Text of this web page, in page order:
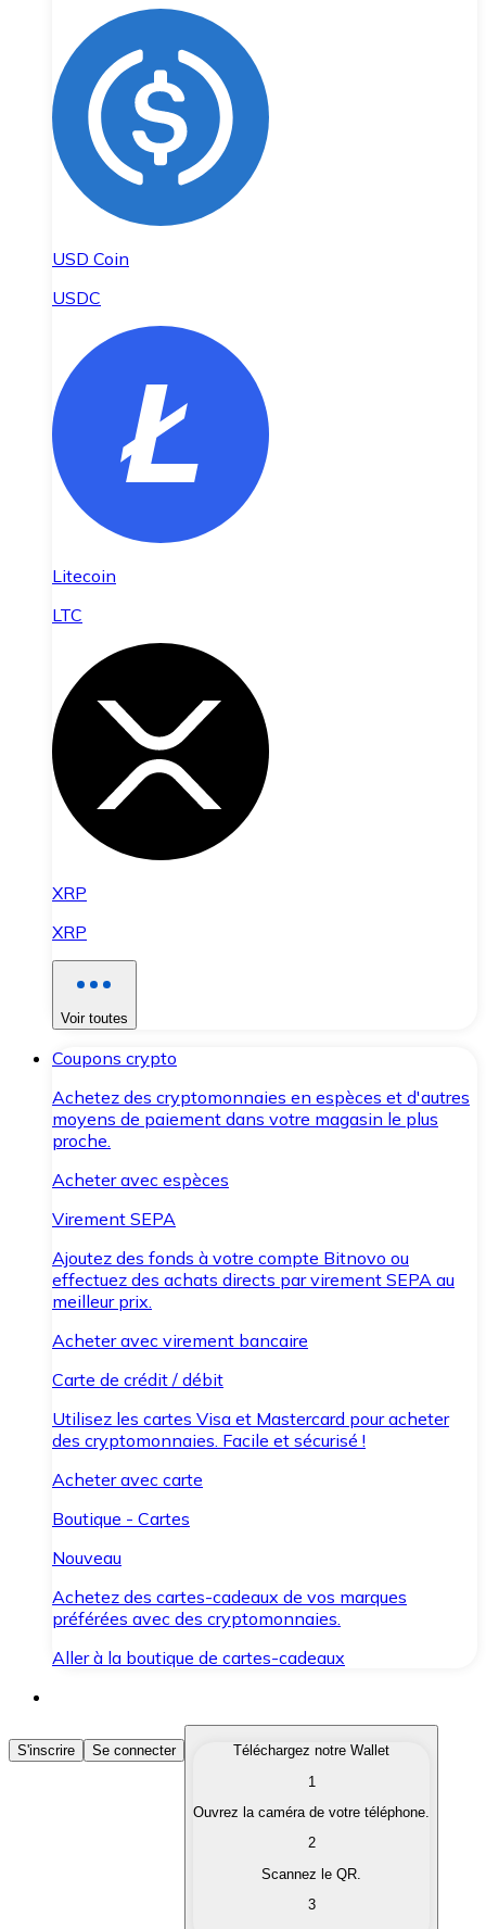
USD Coin
USDC
Litecoin
LTC
XRP
XRP
Voir toutes
Coupons crypto
Achetez des cryptomonnaies en espèces et d'autres
moyens de paiement dans votre magasin le plus
proche.
Acheter avec espèces
Virement SEPA
Ajoutez des fonds à votre compte Bitnovo ou
effectuez des achats directs par virement SEPA au
meilleur prix.
Acheter avec virement bancaire
Carte de crédit / débit
Utilisez les cartes Visa et Mastercard pour acheter
des cryptomonnaies. Facile et sécurisé !
Acheter avec carte
Boutique - Cartes
Nouveau
Achetez des cartes-cadeaux de vos marques
préférées avec des cryptomonnaies.
Aller à la boutique de cartes-cadeaux
Acheter des Cryptomonnaies
Achetez les cryptomonnaies qui vous intéressent
Convertissez vos cryptomonnaies en monnaie
S'inscrire Se connecter
Téléchargez notre Wallet
1
Ouvrez la caméra de votre téléphone.
2
Scannez le QR.
3